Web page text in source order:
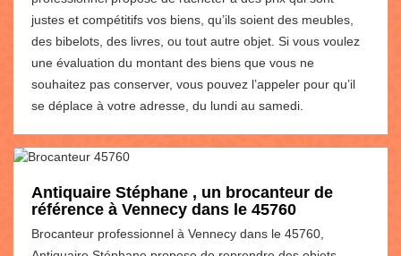
justes et compétitifs vos biens, qu’ils soient des meubles,
des bibelots, des livres, ou tout autre objet. Si vous voulez
une évaluation du montant des biens que vous ne
souhaitez pas conserver, vous pouvez l’appeler pour qu’il
se déplace à votre adresse, du lundi au samedi.
Antiquaire Stéphane , un brocanteur de
référence à Vennecy dans le 45760
Brocanteur professionnel à Vennecy dans le 45760,